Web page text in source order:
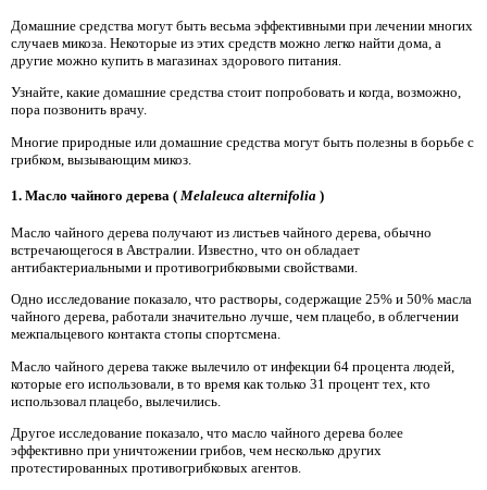
Домашние средства могут быть весьма эффективными при лечении многих
случаев микоза. Некоторые из этих средств можно легко найти дома, а
другие можно купить в магазинах здорового питания.
Узнайте, какие домашние средства стоит попробовать и когда, возможно,
пора позвонить врачу.
Многие природные или домашние средства могут быть полезны в борьбе с
грибком, вызывающим микоз.
1. Масло чайного дерева ( Melaleuca alternifolia )
Масло чайного дерева получают из листьев чайного дерева, обычно
встречающегося в Австралии. Известно, что он обладает
антибактериальными и противогрибковыми свойствами.
Одно исследование показало, что растворы, содержащие 25% и 50% масла
чайного дерева, работали значительно лучше, чем плацебо, в облегчении
межпальцевого контакта стопы спортсмена.
Масло чайного дерева также вылечило от инфекции 64 процента людей,
которые его использовали, в то время как только 31 процент тех, кто
использовал плацебо, вылечились.
Другое исследование показало, что масло чайного дерева более
эффективно при уничтожении грибов, чем несколько других
протестированных противогрибковых агентов.